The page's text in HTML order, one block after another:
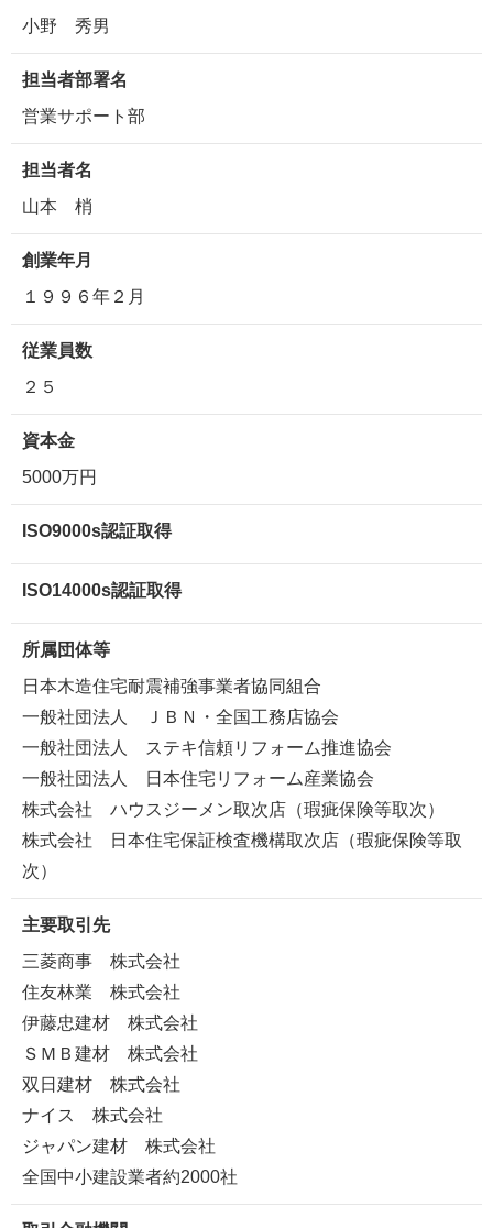
小野 秀男
担当者部署名
営業サポート部
担当者名
山本 梢
創業年月
１９９６年２月
従業員数
２５
資本金
5000万円
ISO9000s認証取得
ISO14000s認証取得
所属団体等
日本木造住宅耐震補強事業者協同組合
一般社団法人 ＪＢＮ・全国工務店協会
一般社団法人 ステキ信頼リフォーム推進協会
一般社団法人 日本住宅リフォーム産業協会
株式会社 ハウスジーメン取次店（瑕疵保険等取次）
株式会社 日本住宅保証検査機構取次店（瑕疵保険等取
次）
主要取引先
三菱商事 株式会社
住友林業 株式会社
伊藤忠建材 株式会社
ＳＭＢ建材 株式会社
双日建材 株式会社
ナイス 株式会社
ジャパン建材 株式会社
全国中小建設業者約2000社